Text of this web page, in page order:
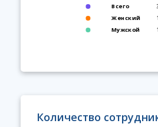
Всего
Женский
Мужской
Количество